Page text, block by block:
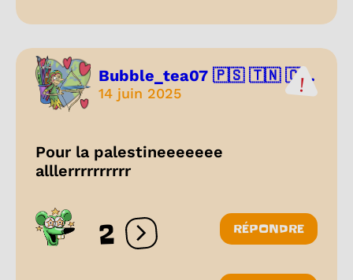
Bubble_tea07 🇵🇸 🇹🇳 🇨...
14 juin 2025
Pour la palestineeeeeee
alllerrrrrrrrrr
2 Ouvrir les réactions
RÉPONDRE